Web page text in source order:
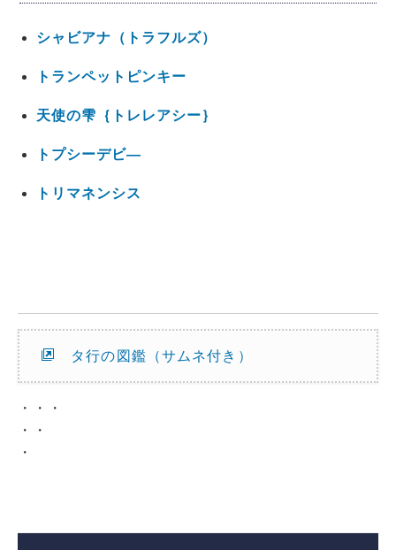
シャビアナ（トラフルズ）
トランペットピンキー
天使の雫｛トレレアシー｝
トプシーデビ―
トリマネンシス
タ行の図鑑（サムネ付き）
・・・
・・
・